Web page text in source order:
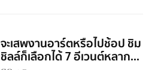
จะเสพงานอาร์ตหรือไปช้อป ชิม
ชิลล์ก็เลือกได้ 7 อีเวนต์หลาก...